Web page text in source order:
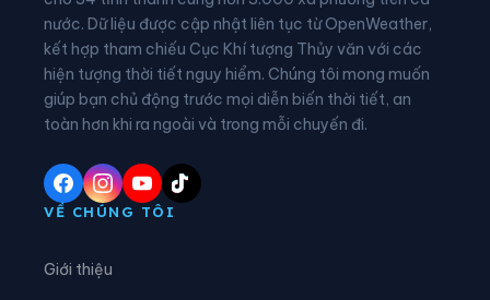
Xã Các Sơn Xã Cẩm Tân
Xã Cẩm Thạch Xã Cẩm Thủy
Xã Cẩm Tú Xã Cẩm Vân
Xã Cổ Lũng
Xã Điền Lư
nước. Dữ liệu được cập nhật liên tục từ OpenWeather,
kết hợp tham chiếu Cục Khí tượng Thủy văn với các
hiện tượng thời tiết nguy hiểm. Chúng tôi mong muốn
giúp bạn chủ động trước mọi diễn biến thời tiết, an
toàn hơn khi ra ngoài và trong mỗi chuyến đi.
VỀ CHÚNG TÔI
Giới thiệu